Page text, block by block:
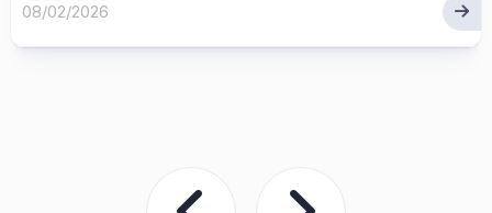
08/02/2026